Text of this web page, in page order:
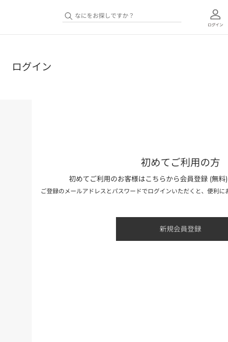
ログイン
初めてご利用の方
初めてご利用のお客様はこちらから会員登録 (無料)
ご登録のメールアドレスとパスワードでログインいただくと、便利に